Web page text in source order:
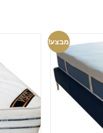
מבצע!